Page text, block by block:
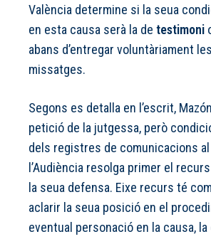
València determine si la seua
en esta causa serà la de testimoni
abans d’entregar voluntàriament
missatges.
Segons es detalla en l’escrit,
petició de la jutgessa, però
dels registres de comunicacions
l’Audiència resolga primer el
la seua defensa. Eixe recurs té
aclarir la seua posició en el
eventual personació en la causa, la